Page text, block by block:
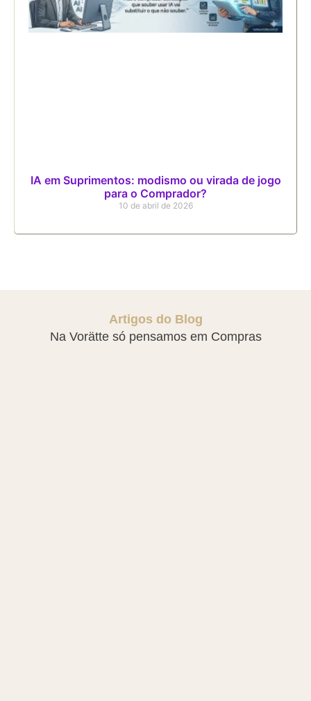
IA em Suprimentos: modismo ou virada de jogo
para o Comprador?
10 de abril de 2026
Artigos do Blog
Na Vorätte só pensamos em Compras